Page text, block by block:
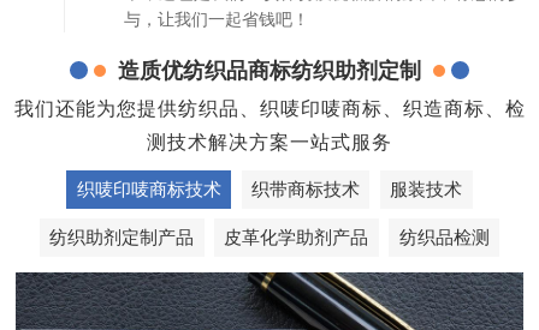
与，让我们一起省钱吧！
造质优纺织品商标纺织助剂定制
我们还能为您提供纺织品、织唛印唛商标、织造商标、检
测技术解决方案一站式服务
织唛印唛商标技术 织带商标技术 服装技术
纺织助剂定制产品 皮革化学助剂产品 纺织品检测